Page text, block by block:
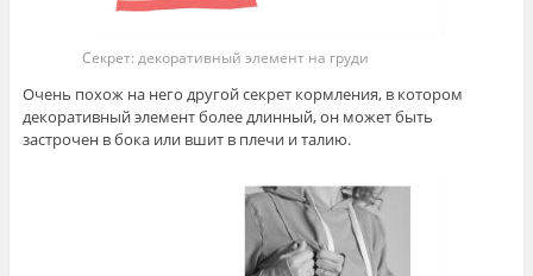
Секрет: декоративный элемент на груди
Очень похож на него другой секрет кормления, в котором
декоративный элемент более длинный, он может быть
застрочен в бока или вшит в плечи и талию.